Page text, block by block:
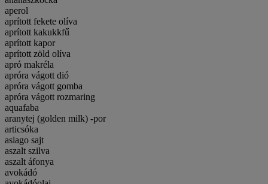
aperol
aprított fekete olíva
aprított kakukkfű
aprított kapor
aprított zöld olíva
apró makréla
apróra vágott dió
apróra vágott gomba
apróra vágott rozmaring
aquafaba
aranytej (golden milk) -por
articsóka
asiago sajt
aszalt szilva
aszalt áfonya
avokádó